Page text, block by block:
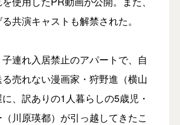
共演キャストも解禁された。
連れ入居禁止のアパートで、自
売れない漫画家・狩野進（横山
、訳ありの1人暮らしの5歳児・
川原瑛都）が引っ越してきたこ